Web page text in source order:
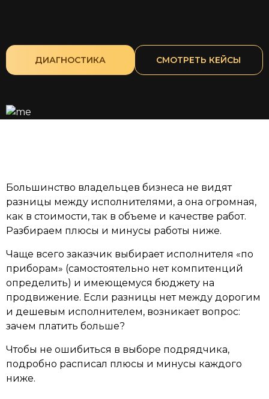
ДИАГНОСТИКА CМОТРЕТЬ КЕЙСЫ
Большинство владельцев бизнеса не видят
разницы между исполнителями, а она огромная,
как в стоимости, так в объеме и качестве работ.
Разбираем плюсы и минусы работы ниже.
Чаще всего заказчик выбирает исполнителя «по
приборам» (самостоятельно нет компитенций
определить) и имеющемуся бюджету на
продвижение. Если разницы нет между дорогим
и дешевым исполнителем, возникает вопрос:
зачем платить больше?
Чтобы не ошибиться в выборе подрядчика,
подробно расписал плюсы и минусы каждого
ниже.